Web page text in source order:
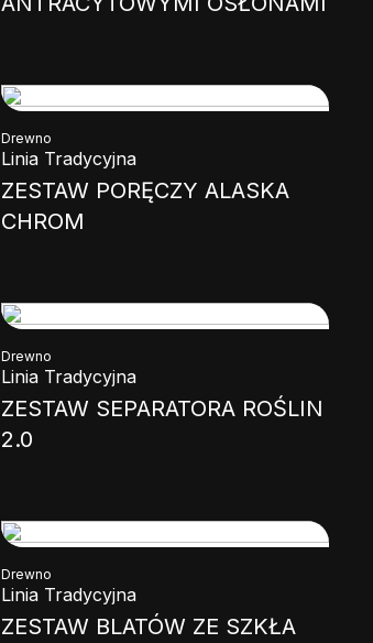
Drewno
Linia Tradycyjna
ZESTAW PORĘCZY ALASKA
CHROM
Drewno
Linia Tradycyjna
ZESTAW SEPARATORA ROŚLIN
2.0
Drewno
Linia Tradycyjna
ZESTAW BLATÓW ZE SZKŁA